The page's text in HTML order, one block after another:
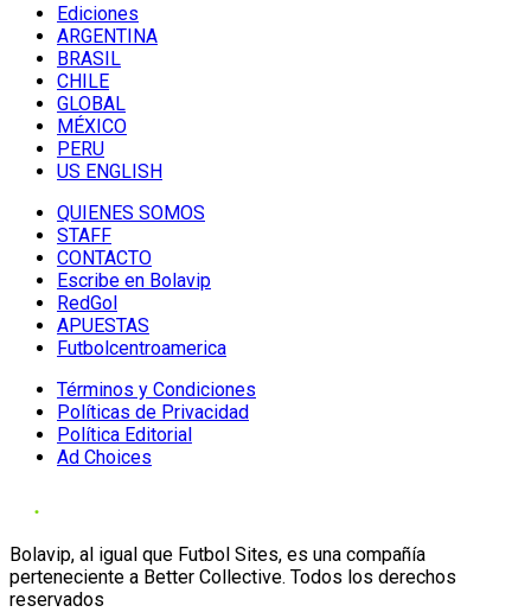
Ediciones
ARGENTINA
BRASIL
CHILE
GLOBAL
MÉXICO
PERU
US ENGLISH
QUIENES SOMOS
STAFF
CONTACTO
Escribe en Bolavip
RedGol
APUESTAS
Futbolcentroamerica
Términos y Condiciones
Políticas de Privacidad
Política Editorial
Ad Choices
Bolavip, al igual que Futbol Sites, es una compañía
perteneciente a Better Collective. Todos los derechos
reservados